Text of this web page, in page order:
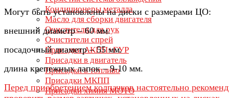
Кондиционеры металла
Масло для сборки двигателя
Очистители для рук
Очистители спрей
Присадки АКПП+ГУР
Присадки в двигатель
Присадки в топливо
Присадки МКПП
Присадки химия МОТО
Могут быть установлены на диски с размерами ЦО:
внешний диаметр – 60 мм.
посадочный диаметр – 55 мм.
длина крепежных лапок – 9-10 мм.
Перед приобретением колпачков настоятельно